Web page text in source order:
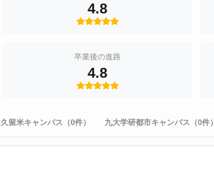
4.8
卒業後の進路
4.8
久留米キャンパス（0件） 九大学研都市キャンパス（0件）